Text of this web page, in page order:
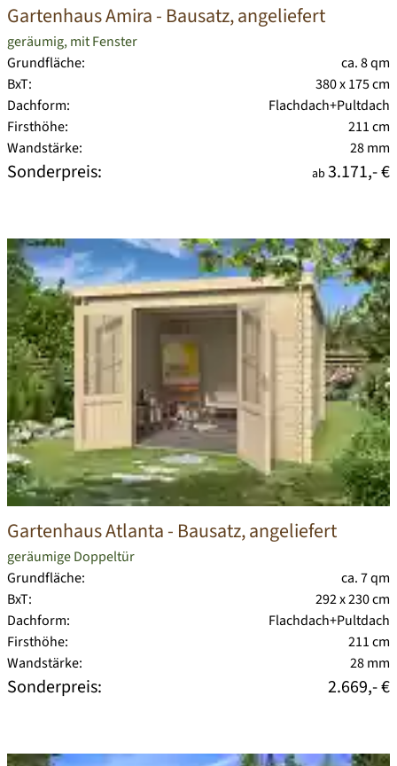
Gartenhaus Amira- Bausatz, angeliefert
geräumig, mit Fenster
Grundfläche:
ca. 8 qm
BxT:
380 x 175 cm
Dachform:
Flachdach+Pultdach
Firsthöhe:
211 cm
Wandstärke:
28 mm
Sonderpreis: ab 3.171,- €
Gartenhaus Atlanta- Bausatz, angeliefert
geräumige Doppeltür
Grundfläche:
ca. 7 qm
BxT:
292 x 230 cm
Dachform:
Flachdach+Pultdach
Firsthöhe:
211 cm
Wandstärke:
28 mm
Sonderpreis: 2.669,- €